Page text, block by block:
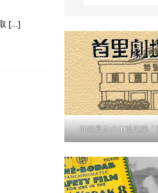
[…]
沖縄最古の木造建築